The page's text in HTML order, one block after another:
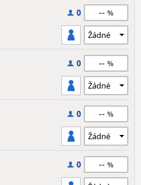
0 --
0 --
0 --
0 --